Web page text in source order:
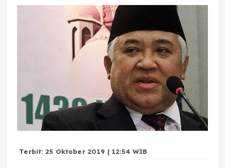
Terbit: 25 Oktober 2019 | 12:54 WIB